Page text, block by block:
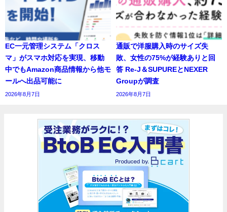
EC一元管理システム「クロス
マ」がスマホ対応を実現、移動
中でもAmazon商品情報から他モ
ールへ出品可能に
2026年8月7日
通販で洋服購入時のサイズ失
敗、女性の75%が経験ありと回
答 Re-J＆SUPUREとNEXER
Groupが調査
2026年8月7日